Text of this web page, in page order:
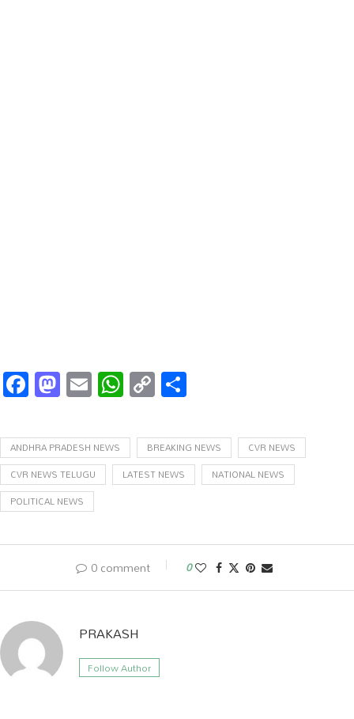
Facebook
Mastodon
EmailWhatsApp
Copy
Link
ANDHRA PRADESH NEWS BREAKING NEWS
CVR NEWS
CVR NEWS TELUGU
LATEST NEWS
NATIONAL NEWS
POLITICAL NEWS
0 comment 0
PRAKASH
Follow Author